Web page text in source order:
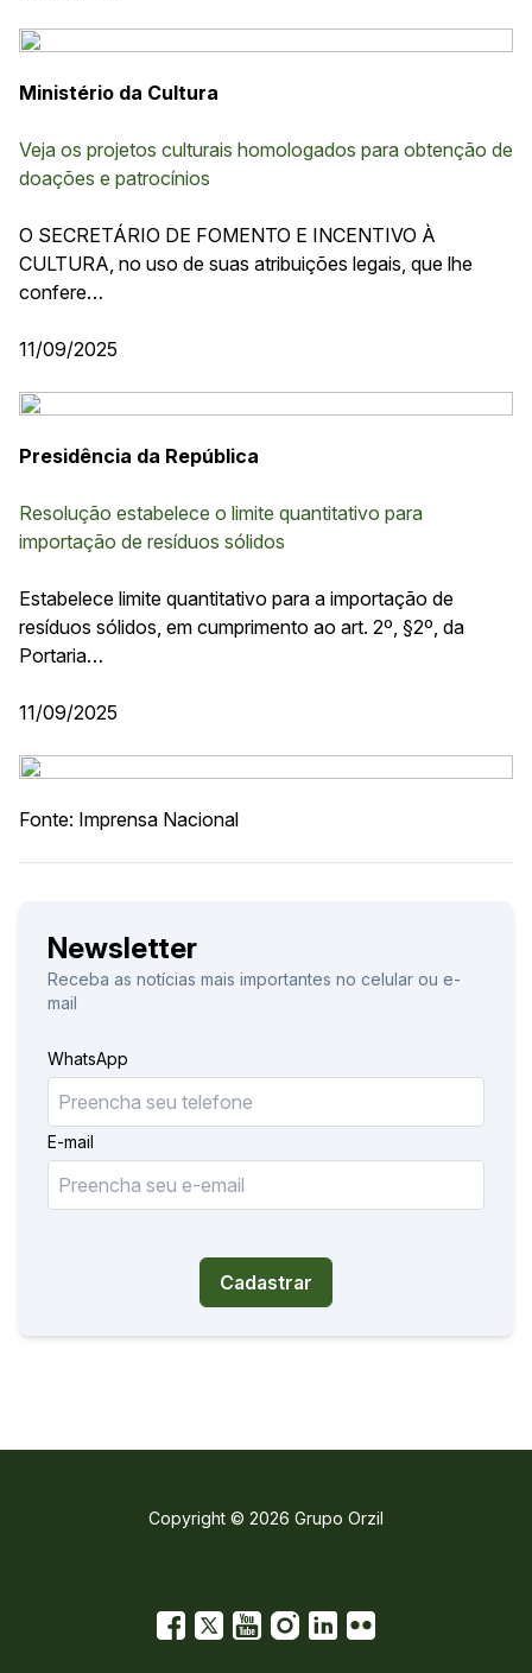
Ministério da Cultura
Veja os projetos culturais homologados para obtenção de
doações e patrocínios
O SECRETÁRIO DE FOMENTO E INCENTIVO À
CULTURA, no uso de suas atribuições legais, que lhe
confere…
11/09/2025
Presidência da República
Resolução estabelece o limite quantitativo para
importação de resíduos sólidos
Estabelece limite quantitativo para a importação de
resíduos sólidos, em cumprimento ao art. 2º, §2º, da
Portaria…
11/09/2025
Fonte: Imprensa Nacional
Newsletter
Receba as notícias mais importantes no celular ou e-
mail
WhatsApp
E-mail
Cadastrar
Copyright © 2026 Grupo Orzil